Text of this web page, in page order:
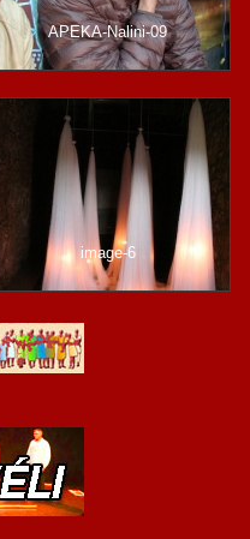
APEKA-Nalini-09
image-6